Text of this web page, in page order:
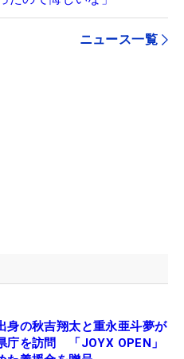
ニュース一覧
身の秋吉翔太と重永亜斗夢が
庁を訪問 「JOYX OPEN」